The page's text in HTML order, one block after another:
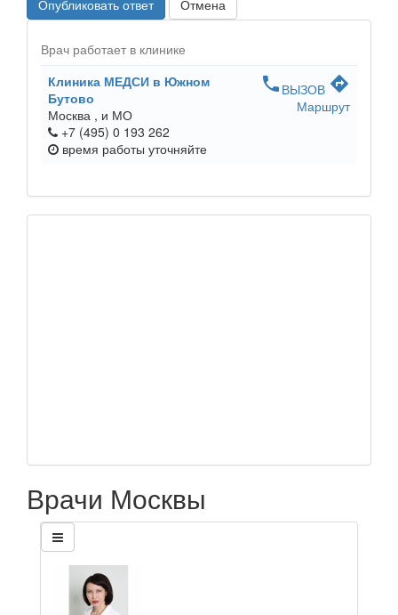
Опубликовать ответ Отмена
Врач работает в клинике
Клиника МЕДСИ в Южном
Бутово
Москва , и МО
+7 (495) 0 193 262
время работы уточняйте
phone ВЫЗОВ directions
Маршрут
Врачи Москвы